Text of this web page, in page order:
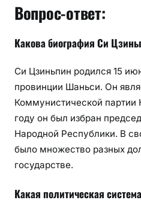
Вопрос-ответ:
Какова биография Си
Си Цзиньпин родился 15
провинции Шаньси. Он
Коммунистической партии
году он был избран
Народной Республики. В
было множество разных
государстве.
Какая политическая